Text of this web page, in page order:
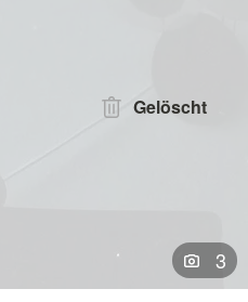
Gelöscht
3